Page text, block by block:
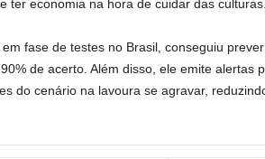
ter economia na hora de cuidar das
fase de testes no Brasil, conseguiu
de acerto. Além disso, ele emite alertas
do cenário na lavoura se agravar,